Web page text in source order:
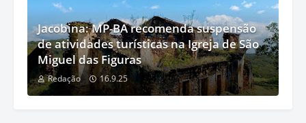
Jacobina: MP-BA recomenda suspensão
de atividades turísticas na Igreja de São
Miguel das Figuras
Redação 16.9.25